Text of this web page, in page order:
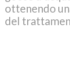
ottenendo
del